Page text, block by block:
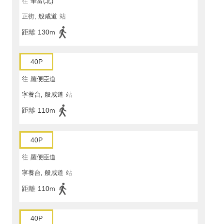
正街, 般咸道 站
距離 130m
40P
往 羅便臣道
寧養台, 般咸道 站
距離 110m
40P
往 羅便臣道
寧養台, 般咸道 站
距離 110m
40P